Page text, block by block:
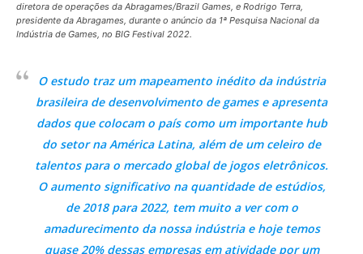
diretora de operações da Abragames/Brazil Games, e Rodrigo Terra,
presidente da Abragames, durante o anúncio da 1ª Pesquisa Nacional da
Indústria de Games, no BIG Festival 2022.
O estudo traz um mapeamento inédito da indústria
brasileira de desenvolvimento de games e apresenta
dados que colocam o país como um importante hub
do setor na América Latina, além de um celeiro de
talentos para o mercado global de jogos eletrônicos.
O aumento significativo na quantidade de estúdios,
de 2018 para 2022, tem muito a ver com o
amadurecimento da nossa indústria e hoje temos
quase 20% dessas empresas em atividade por um